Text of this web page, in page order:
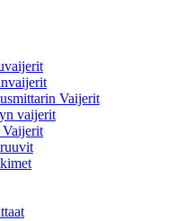
Vaijerit
vaijerit